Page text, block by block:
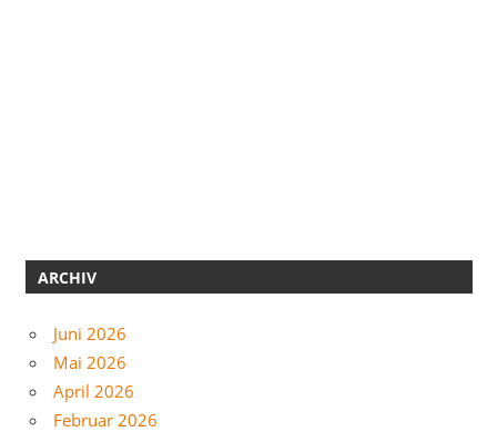
ARCHIV
Juni 2026
Mai 2026
April 2026
Februar 2026